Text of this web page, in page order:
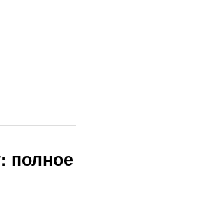
полное